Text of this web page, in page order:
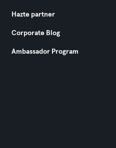
Hazte partner
Corporate Blog
Ambassador Program